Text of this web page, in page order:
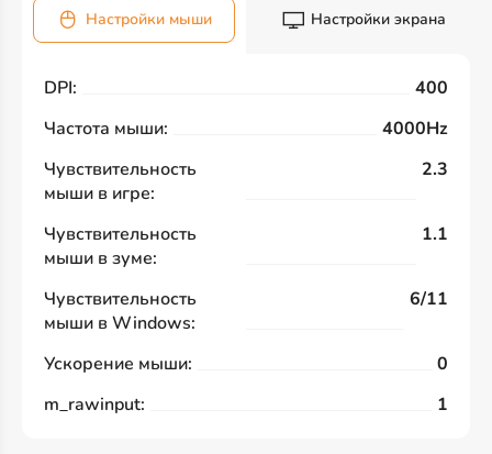
Настройки мыши Настройки экрана
DPI:
400
Частота мыши:
4000Hz
Чувствительность
мыши в игре:
2.3
Чувствительность
мыши в зуме:
1.1
Чувствительность
мыши в Windows:
6/11
Ускорение мыши:
0
m_rawinput:
1